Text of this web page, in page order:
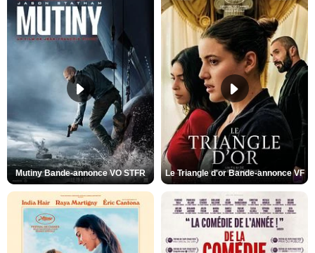
Mutiny Bande-annonce VO STFR Le Triangle d'or Bande-annonce VF